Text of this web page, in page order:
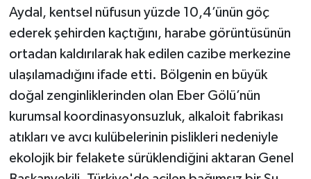
Aydal, kentsel nüfusun yüzde 10,4’ünün göç
ederek şehirden kaçtığını, harabe görüntüsünün
ortadan kaldırılarak hak edilen cazibe merkezine
ulaşılamadığını ifade etti. Bölgenin en büyük
doğal zenginliklerinden olan Eber Gölü’nün
kurumsal koordinasyonsuzluk, alkaloit fabrikası
atıkları ve avcı kulübelerinin pislikleri nedeniyle
ekolojik bir felakete sürüklendiğini aktaran Genel